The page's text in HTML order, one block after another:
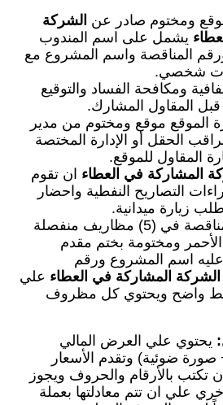
ومختوم صادر عن الشركة
يشمل على اسم المندوب
المناقصة واسم المشروع مع
شخصي.
ومكافحة الفساد والتوقيع
المقاول المشارك.
الموقع موقع ومختوم من مدير
الحقل أو الإدارة المختصة
المقاول للموقع.
المشاركة في العطاء ان تقوم
التصاريح النفطية واحضار
زيارة ميدانية.
تقدم عروض المناقصة في (5) مظاريف منفصلة
ومختومة بختم مقدم
اسم المشروع ورقم
الشركة المشاركة في العطاء علي
واضح ويحتوي كل مظروف
يحتوي علي العرض المالي
ضوئية) وتقدم الأسعار
تكتب بالأرقام والحروف ويجوز
علي ان تتم معادلتها بعملة